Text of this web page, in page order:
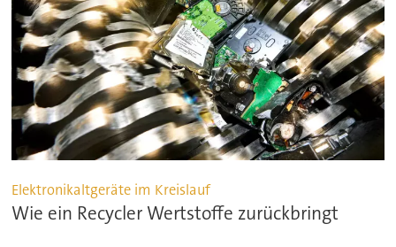
Elektronikaltgeräte im Kreislauf
Wie ein Recycler Wertstoffe zurückbringt